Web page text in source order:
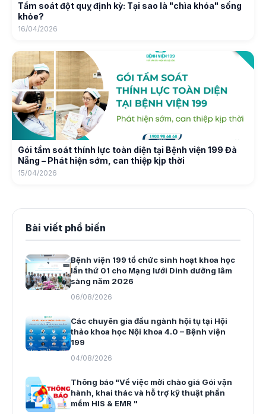
Tầm soát đột quỵ định kỳ: Tại sao là "chìa khóa" sống
khỏe?
16/04/2026
Gói tầm soát thính lực toàn diện tại Bệnh viện 199 Đà
Nẵng – Phát hiện sớm, can thiệp kịp thời
15/04/2026
Bài viết phổ biến
Bệnh viện 199 tổ chức sinh hoạt khoa học
lần thứ 01 cho Mạng lưới Dinh dưỡng lâm
sàng năm 2026
06/08/2026
Các chuyên gia đầu ngành hội tụ tại Hội
thảo khoa học Nội khoa 4.0 – Bệnh viện
199
04/08/2026
Thông báo "Về việc mời chào giá Gói vận
hành, khai thác và hỗ trợ kỹ thuật phần
mềm HIS & EMR "